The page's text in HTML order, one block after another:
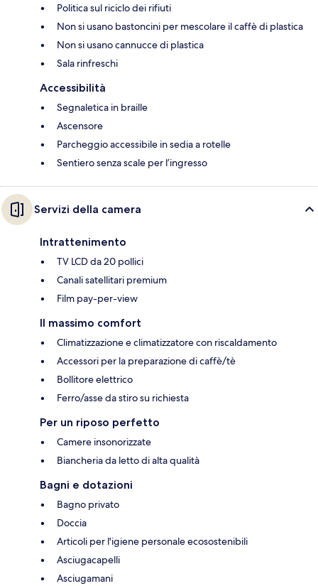
Politica sul riciclo dei rifiuti
Non si usano bastoncini per mescolare il caffè di plastica
Non si usano cannucce di plastica
Sala rinfreschi
Accessibilità
Segnaletica in braille
Ascensore
Parcheggio accessibile in sedia a rotelle
Sentiero senza scale per l’ingresso
Servizi della camera
Intrattenimento
TV LCD da 20 pollici
Canali satellitari premium
Film pay-per-view
Il massimo comfort
Climatizzazione e climatizzatore con riscaldamento
Accessori per la preparazione di caffè/tè
Bollitore elettrico
Ferro/asse da stiro su richiesta
Per un riposo perfetto
Camere insonorizzate
Biancheria da letto di alta qualità
Bagni e dotazioni
Bagno privato
Doccia
Articoli per l'igiene personale ecosostenibili
Asciugacapelli
Asciugamani